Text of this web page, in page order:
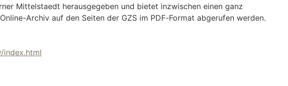
Mittelstaedt herausgegeben und bietet inzwischen einen ganz
Archiv auf den Seiten der GZS im PDF-Format abgerufen werden.